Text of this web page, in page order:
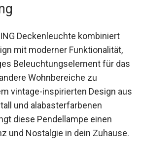
Deckenleuchte kombiniert
mit moderner Funktionalität,
Beleuchtungselement für das
Wohnbereiche zu
vintage-inspirierten Design aus
und alabasterfarbenen
diese Pendellampe einen
und Nostalgie in dein Zuhause.